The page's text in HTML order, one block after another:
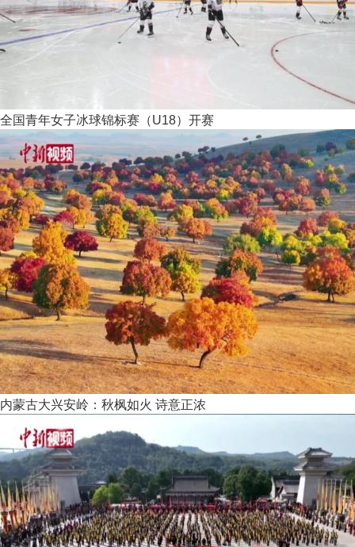
全国青年女子冰球锦标赛（U18）开赛
内蒙古大兴安岭：秋枫如火 诗意正浓